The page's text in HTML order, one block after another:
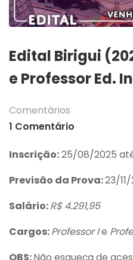
Edital Birigui
e Professor Ed.
Comentários
1 Comentário
Inscrição:25/08/2025
Previsão da Prova:23/
Salário:R$ 4.291,95
Cargos:Professor Ie